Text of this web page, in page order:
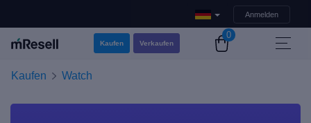
Anmelden
Kaufen Verkaufen
0
Kaufen Watch